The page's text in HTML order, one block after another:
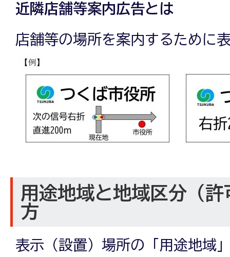
近隣店舗等案内広告とは
店舗等の場所を案内するために
用途地域と地域区分（
方
表示（設置）場所の「用途地域